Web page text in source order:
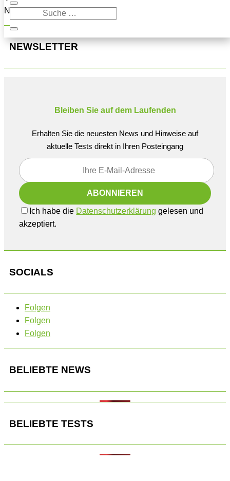
Navigation oben, um den Beitrag zu finden.
NEWSLETTER
Bleiben Sie auf dem Laufenden
Erhalten Sie die neuesten News und Hinweise auf
aktuelle Tests direkt in Ihren Posteingang
Ich habe die Datenschutzerklärung gelesen und
akzeptiert.
SOCIALS
Folgen
Folgen
Folgen
BELIEBTE NEWS
BELIEBTE TESTS